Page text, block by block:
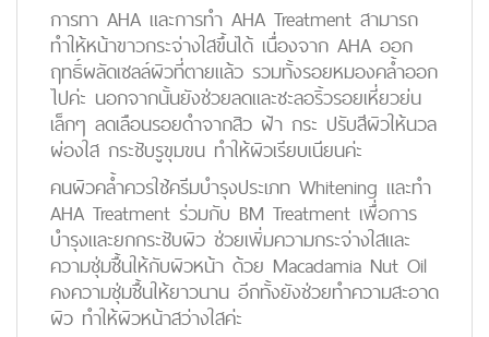
การทา AHA และการทำ AHA Treatment สามารถ
ทำให้หน้าขาวกระจ่างใสขึ้นได้ เนื่องจาก AHA ออก
ฤทธิ์ผลัดเซลล์ผิวที่ตายแล้ว รวมทั้งรอยหมองคล้ำออก
ไปค่ะ นอกจากนั้นยังช่วยลดและชะลอริ้วรอยเหี่ยวย่น
เล็กๆ ลดเลือนรอยดำจากสิว ฝ้า กระ ปรับสีผิวให้นวล
ผ่องใส กระชับรูขุมขน ทำให้ผิวเรียบเนียนค่ะ
คนผิวคล้ำควรใช้ครีมบำรุงประเภท Whitening และทำ
AHA Treatment ร่วมกับ BM Treatment เพื่อการ
บำรุงและยกกระชับผิว ช่วยเพิ่มความกระจ่างใสและ
ความชุ่มชื้นให้กับผิวหน้า ด้วย Macadamia Nut Oil
คงความชุ่มชื้นให้ยาวนาน อีกทั้งยังช่วยทำความสะอาด
ผิว ทำให้ผิวหน้าสว่างใสค่ะ